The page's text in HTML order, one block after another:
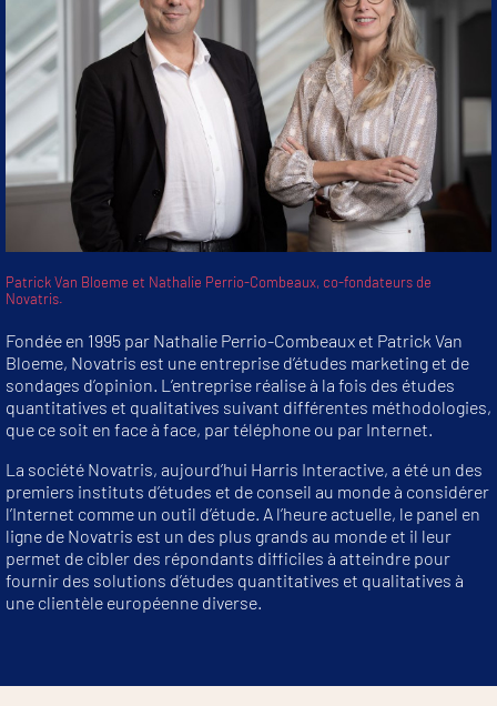
Patrick Van Bloeme et Nathalie Perrio-Combeaux, co-fondateurs de
Novatris.
Fondée en 1995 par Nathalie Perrio-Combeaux et Patrick Van
Bloeme, Novatris est une entreprise d’études marketing et de
sondages d’opinion. L’entreprise réalise à la fois des études
quantitatives et qualitatives suivant différentes méthodologies,
que ce soit en face à face, par téléphone ou par Internet.
La société Novatris, aujourd’hui Harris Interactive, a été un des
premiers instituts d’études et de conseil au monde à considérer
l’Internet comme un outil d’étude. A l’heure actuelle, le panel en
ligne de Novatris est un des plus grands au monde et il leur
permet de cibler des répondants difficiles à atteindre pour
fournir des solutions d’études quantitatives et qualitatives à
une clientèle européenne diverse.